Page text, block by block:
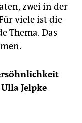
zwei in der
viele ist die
Thema. Das
Jelpke